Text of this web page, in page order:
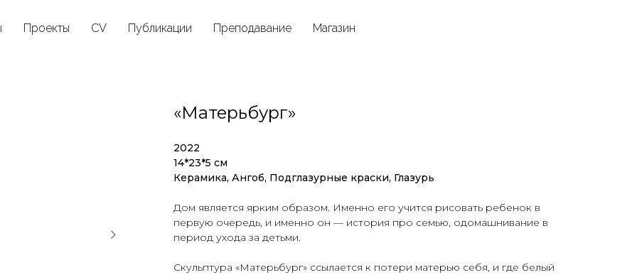
Проекты CV Публикации Преподавание Магазин
«Матерьбург»
2022
14*23*5 см
Керамика, Ангоб, Подглазурные краски, Глазурь
Дом является ярким образом. Именно его учится рисовать ребенок в
первую очередь, и именно он — история про семью, одомашнивание в
период ухода за детьми.
Скульптура «Матерьбург» ссылается к потери матерью себя, и где белый